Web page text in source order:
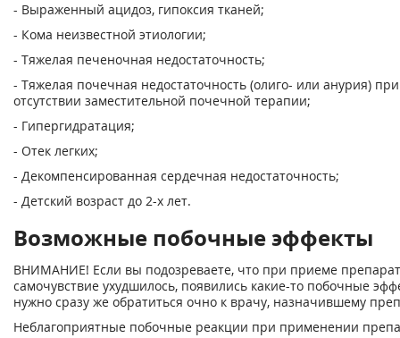
- Выраженный ацидоз, гипоксия тканей;
- Кома неизвестной этиологии;
- Тяжелая печеночная недостаточность;
- Тяжелая почечная недостаточность (олиго- или анурия) при
отсутствии заместительной почечной терапии;
- Гипергидратация;
- Отек легких;
- Декомпенсированная сердечная недостаточность;
- Детский возраст до 2-х лет.
Возможные побочные эффекты
ВНИМАНИЕ! Если вы подозреваете, что при приеме
самочувствие ухудшилось, появились какие-то побочные
нужно сразу же обратиться очно к врачу, назначившему
Неблагоприятные побочные реакции при применении